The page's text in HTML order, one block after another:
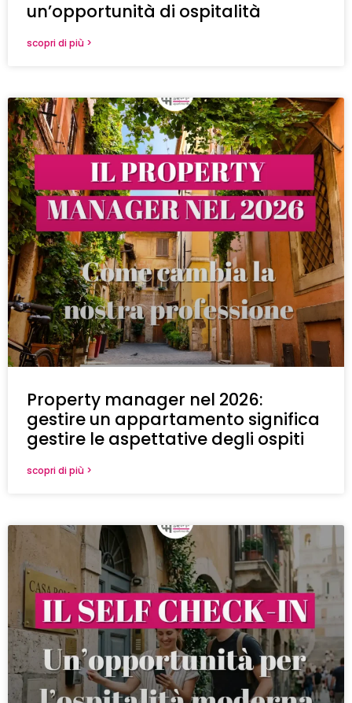
un’opportunità di ospitalità
scopri di più >
Property manager nel 2026:
gestire un appartamento significa
gestire le aspettative degli ospiti
scopri di più >